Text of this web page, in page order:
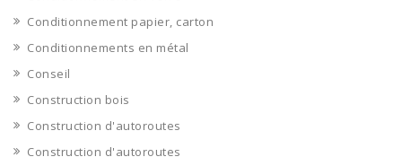
Conditionnement papier, carton
Conditionnements en métal
Conseil
Construction bois
Construction d'autoroutes
Construction d'autoroutes